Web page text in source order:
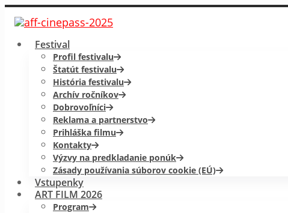
Festival
Profil festivalu
Štatút festivalu
História festivalu
Archív ročníkov
Dobrovoľníci
Reklama a partnerstvo
Prihláška filmu
Kontakty
Výzvy na predkladanie ponúk
Zásady používania súborov cookie (EÚ)
Vstupenky
ART FILM 2026
Program